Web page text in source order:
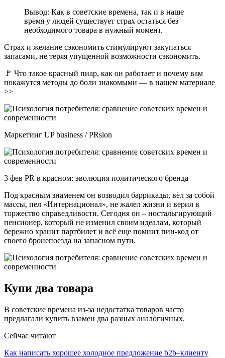
Вывод: Как в советские времена, так и в наше
время у людей существует страх остаться без
необходимого товара в нужный момент.
Страх и желание сэкономить стимулируют закупаться
запасами, не теряя упущенной возможности сэкономить.
🚩 Что такое красный пиар, как он работает и почему вам
покажутся методы до боли знакомыми — в нашем материале
>>
Маркетинг UP business / PRslon
3 фев PR в красном: эволюция политического бренда
Под красным знаменем он возводил баррикады, вёл за собой
массы, пел «Интернационал», не жалел жизни и верил в
торжество справедливости. Сегодня он – ностальгирующий
пенсионер, который не изменил своим идеалам, который
бережно хранит партбилет и всё еще помнит пин-код от
своего бронепоезда на запасном пути.
Купи два товара
В советские времена из-за недостатка товаров часто
предлагали купить взамен два разных аналогичных.
Сейчас читают
Как написать хорошее холодное предложение b2b–клиенту